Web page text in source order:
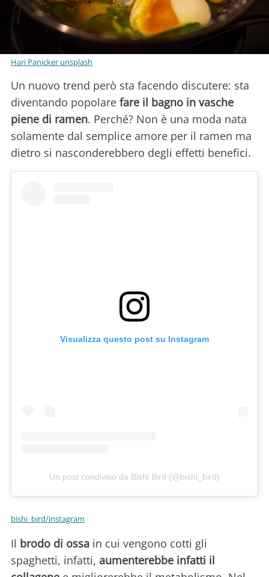
Hari Panicker unsplash
Un nuovo trend però sta facendo discutere: sta
diventando popolare fare il bagno in vasche
piene di ramen. Perché? Non è una moda nata
solamente dal semplice amore per il ramen ma
dietro si nasconderebbero degli effetti benefici.
Visualizza questo post su Instagram
Un post condiviso da Bishi Bird (@bishi_bird)
bishi_bird/instagram
Il brodo di ossa in cui vengono cotti gli
spaghetti, infatti, aumenterebbe infatti il